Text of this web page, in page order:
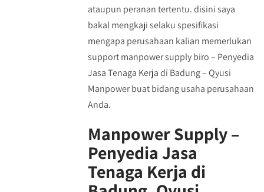
ataupun peranan tertentu. disini saya
bakal mengkaji selaku spesifikasi
mengapa perusahaan kalian memerlukan
support manpower supply biro – Penyedia
Jasa Tenaga Kerja di Badung – Qyusi
Manpower buat bidang usaha perusahaan
Anda.
Manpower Supply –
Penyedia Jasa
Tenaga Kerja di